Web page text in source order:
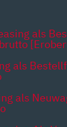
als
als
als